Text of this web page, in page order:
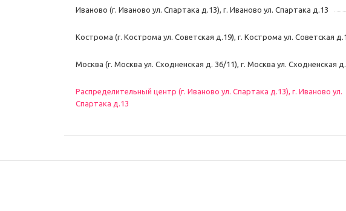
Иваново (г. Иваново ул. Спартака д.13), г. Иваново ул. Спартака д.13
Кострома (г. Кострома ул. Советская д.19), г. Кострома ул. Советская
Москва (г. Москва ул. Сходненская д. 36/11), г. Москва ул. Сходненская
Распределительный центр (г. Иваново ул. Спартака д.13), г. Иваново ул.
Спартака д.13